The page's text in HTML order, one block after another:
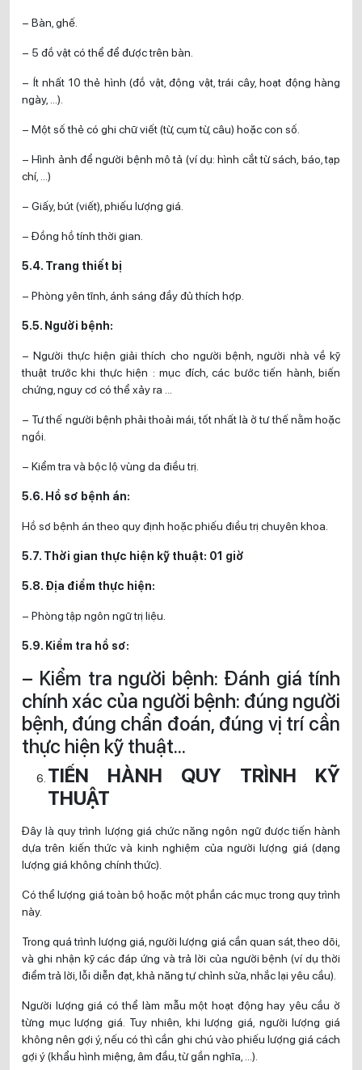
– Bàn, ghế.
– 5 đồ vật có thể để được trên bàn.
– Ít nhất 10 thẻ hình (đồ vật, động vật, trái cây, hoạt động hàng
ngày, …).
– Một số thẻ có ghi chữ viết (từ, cụm từ, câu) hoặc con số.
– Hình ảnh để người bệnh mô tả (ví dụ: hình cắt từ sách, báo, tạp
chí, …)
– Giấy, bút (viết), phiếu lượng giá.
– Đồng hồ tính thời gian.
5.4. Trang thiết bị
– Phòng yên tĩnh, ánh sáng đầy đủ thích hợp.
5.5. Người bệnh:
– Người thực hiện giải thích cho người bệnh, người nhà về kỹ
thuật trước khi thực hiện : mục đích, các bước tiến hành, biến
chứng, nguy cơ có thể xảy ra …
– Tư thế người bệnh phải thoải mái, tốt nhất là ở tư thế nằm hoặc
ngồi.
– Kiểm tra và bộc lộ vùng da điều trị.
5.6. Hồ sơ bệnh án:
Hồ sơ bệnh án theo quy định hoặc phiếu điều trị chuyên khoa.
5.7. Thời gian thực hiện kỹ thuật: 01 giờ
5.8. Địa điểm thực hiện:
– Phòng tập ngôn ngữ trị liệu.
5.9. Kiểm tra hồ sơ:
– Kiểm tra người bệnh: Đánh giá tính
chính xác của người bệnh: đúng người
bệnh, đúng chẩn đoán, đúng vị trí cần
thực hiện kỹ thuật…
TIẾN HÀNH QUY TRÌNH KỸ
THUẬT
Đây là quy trình lượng giá chức năng ngôn ngữ được tiến hành
dựa trên kiến thức và kinh nghiệm của người lượng giá (dạng
lượng giá không chính thức).
Có thể lượng giá toàn bộ hoặc một phần các mục trong quy trình
này.
Trong quá trình lượng giá, người lượng giá cần quan sát, theo dõi,
và ghi nhận kỹ các đáp ứng và trả lời của người bệnh (ví dụ thời
điểm trả lời, lỗi diễn đạt, khả năng tự chỉnh sửa, nhắc lại yêu cầu).
Người lượng giá có thể làm mẫu một hoạt động hay yêu cầu ờ
từng mục lượng giá. Tuy nhiên, khi lượng giá, người lượng giá
không nên gợi ý, nếu có thì cần ghi chú vào phiếu lượng giá cách
gợi ý (khẩu hình miệng, âm đầu, từ gần nghĩa, …).